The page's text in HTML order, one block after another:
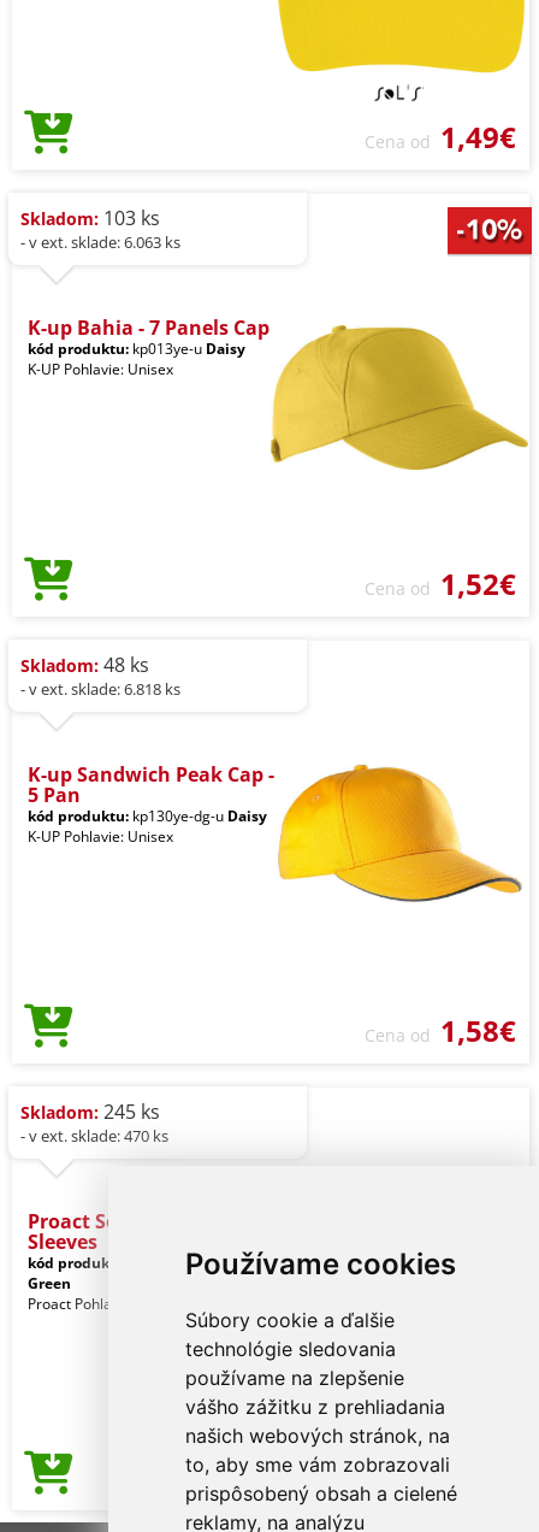
Používame cookies
Súbory cookie a ďalšie
technológie sledovania
používame na zlepšenie
vášho zážitku z prehliadania
našich webových stránok, na
to, aby sme vám zobrazovali
prispôsobený obsah a cielené
reklamy, na analýzu
Cena od 1,49€
Skladom: 103 ks
- v ext. sklade: 6.063 ks
K-up Bahia - 7 Panels Cap
kód produktu: kp013ye-u Daisy
K-UP Pohlavie: Unisex
Cena od 1,52€
Skladom: 48 ks
- v ext. sklade: 6.818 ks
K-up Sandwich Peak Cap -
5 Pan
kód produktu: kp130ye-dg-u Daisy
K-UP Pohlavie: Unisex
Cena od 1,58€
Skladom: 245 ks
- v ext. sklade: 470 ks
Proact Seamless Sports
Sleeves
kód produktu: pa032fye-uSafety
Green
Proact Pohlavie: Unisex
Cena od 1,63€